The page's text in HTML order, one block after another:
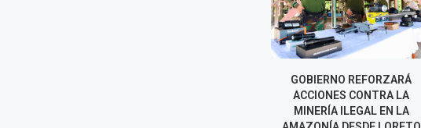
GOBIERNO REFORZARÁ
ACCIONES CONTRA LA
MINERÍA ILEGAL EN LA